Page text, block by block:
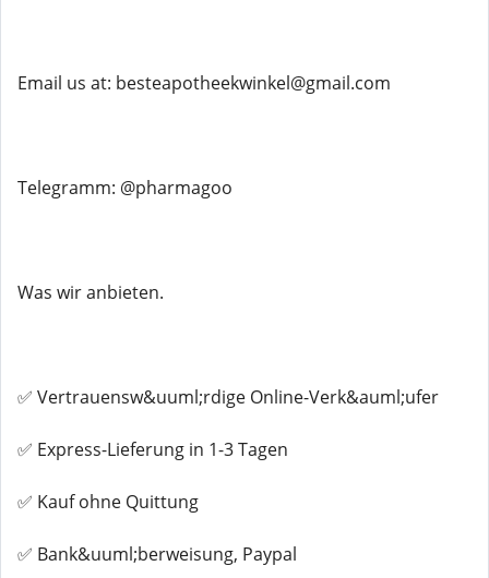
Email us at: besteapotheekwinkel@gmail.com
Telegramm: @pharmagoo
Was wir anbieten.
✅ Vertrauensw&uuml;rdige Online-Verk&auml;ufer
✅ Express-Lieferung in 1-3 Tagen
✅ Kauf ohne Quittung
✅ Bank&uuml;berweisung, Paypal